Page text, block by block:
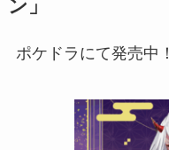
ン」
ポケドラにて発売中！